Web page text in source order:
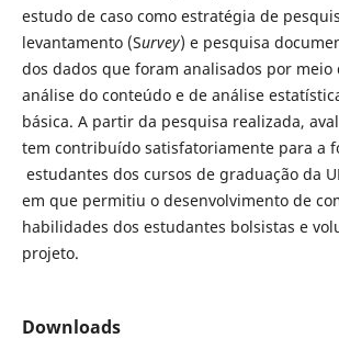
estudo de caso como estratégia de
levantamento (Survey) e pesquisa
dos dados que foram analisados por meio
análise do conteúdo e de análise
básica. A partir da pesquisa realizada,
tem contribuído satisfatoriamente para a
estudantes dos cursos de graduação da
em que permitiu o desenvolvimento de
habilidades dos estudantes bolsistas e
projeto.
Downloads